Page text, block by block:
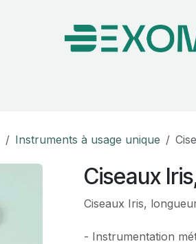
Instruments à usage unique
Ciseaux
Ciseaux Iris,
- Instrumentation